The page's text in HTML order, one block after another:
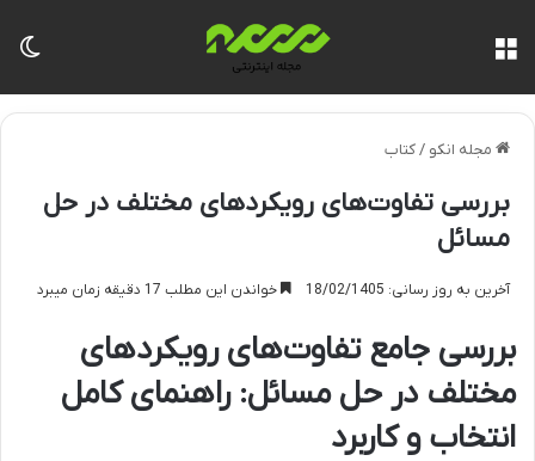
مجله انکو /کتاب
بررسی تفاوت‌های رویکردهای مختلف در حل
مسائل
آخرین به روز رسانی: 18/02/1405 خواندن این مطلب 17 دقیقه زمان میبرد
بررسی جامع تفاوت‌های رویکردهای
مختلف در حل مسائل: راهنمای کامل
انتخاب و کاربرد